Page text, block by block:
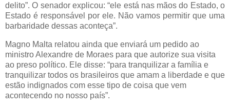
delito”. O senador explicou: “ele está nas mãos do Estado, o
Estado é responsável por ele. Não vamos permitir que uma
barbaridade dessas aconteça”.
Magno Malta relatou ainda que enviará um pedido ao
ministro Alexandre de Moraes para que autorize sua visita
ao preso político. Ele disse: “para tranquilizar a família e
tranquilizar todos os brasileiros que amam a liberdade e que
estão indignados com esse tipo de coisa que vem
acontecendo no nosso país”.